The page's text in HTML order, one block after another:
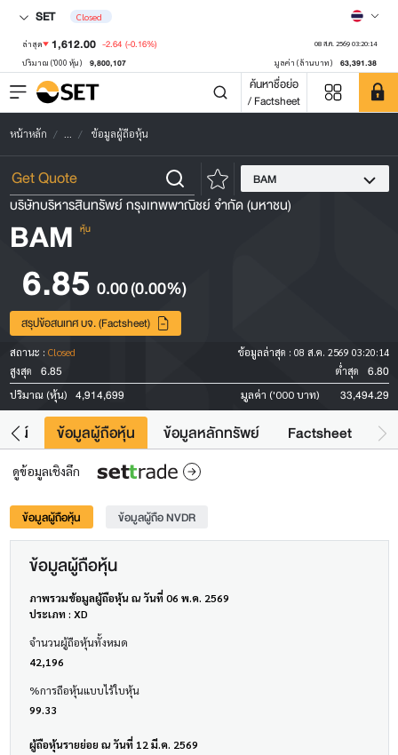
SET Closed
ล่าสุด 1,612.00 -2.64 (-0.16%) 08 ส.ค. 2569 03:20:14
ปริมาณ ('000 หุ้น) 9,800,107 มูลค่า (ล้านบาท) 63,391.38
ค้นหาชื่อย่อ
/ Factsheet
หน้าหลัก ... ข้อมูลผู้ถือหุ้น
BAM
บริษัทบริหารสินทรัพย์ กรุงเทพพาณิชย์ จำกัด (มหาชน)
BAM หุ้น
6.85 0.00(0.00%)
สรุปข้อสนเทศ บจ. (Factsheet)
สถานะ : Closed ข้อมูลล่าสุด : 08 ส.ค. 2569 03:20:14
สูงสุด
6.85 ต่ำสุด 6.80
ปริมาณ (หุ้น) 4,914,699 มูลค่า ('000 บาท) 33,494.29
ยชน์ ข้อมูลผู้ถือหุ้น ข้อมูลหลักทรัพย์ Factsheet
ดูข้อมูลเชิงลึก
ข้อมูลผู้ถือหุ้น ข้อมูลผู้ถือ NVDR
ข้อมูลผู้ถือหุ้น
ภาพรวมข้อมูลผู้ถือหุ้น ณ วันที่ 06 พ.ค. 2569
ประเภท : XD
จำนวนผู้ถือหุ้นทั้งหมด
42,196
%การถือหุ้นแบบไร้ใบหุ้น
99.33
ผู้ถือหุ้นรายย่อย ณ วันที่ 12 มี.ค. 2569